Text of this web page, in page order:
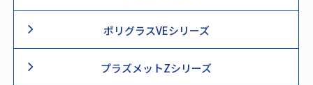
ポリグラスVEシリーズ
プラズメットZシリーズ